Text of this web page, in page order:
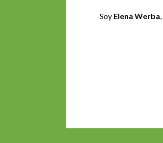
Soy Elena Werba